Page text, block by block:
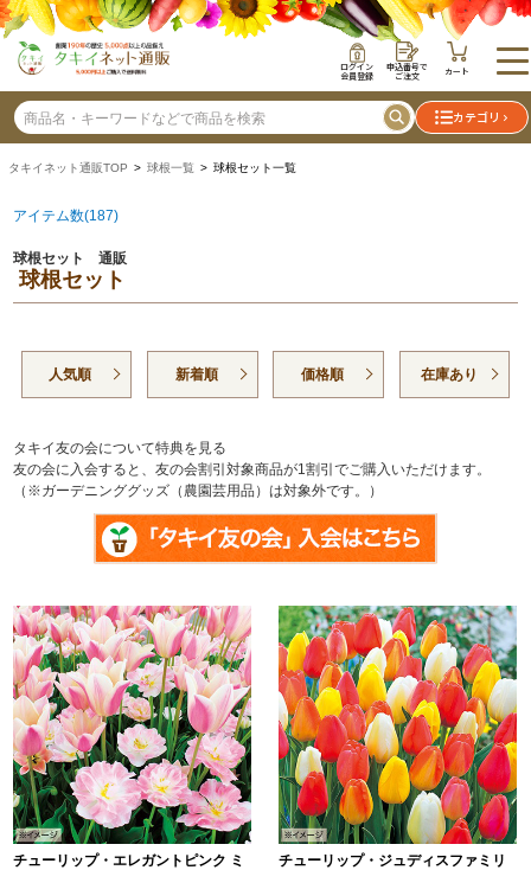
ログイン
会員登録
申込番号で
ご注文 カート
カテゴリ
タキイネット通販TOP > 球根一覧 > 球根セット一覧
アイテム数(187)
球根セット 通販
球根セット
人気順 新着順 価格順 在庫あり
タキイ友の会について特典を見る
友の会に入会すると、友の会割引対象商品が1割引でご購入いただけます。
（※ガーデニンググッズ（農園芸用品）は対象外です。）
チューリップ・エレガントピンク ミ
チューリップ・ジュディスファミリ